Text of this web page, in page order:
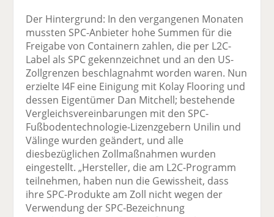
il
e
n
e
n
n
d
e
n
Der Hintergrund: In den vergangenen Monaten
mussten SPC-Anbieter hohe Summen für die
Freigabe von Containern zahlen, die per L2C-
Label als SPC gekennzeichnet und an den US-
Zollgrenzen beschlagnahmt worden waren. Nun
erzielte I4F eine Einigung mit Kolay Flooring und
dessen Eigentümer Dan Mitchell; bestehende
Vergleichsvereinbarungen mit den SPC-
Fußbodentechnologie-Lizenzgebern Unilin und
Välinge wurden geändert, und alle
diesbezüglichen Zollmaßnahmen wurden
eingestellt. „Hersteller, die am L2C-Programm
teilnehmen, haben nun die Gewissheit, dass
ihre SPC-Produkte am Zoll nicht wegen der
Verwendung der SPC-Bezeichnung